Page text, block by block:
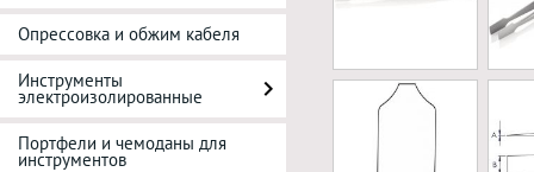
Опрессовка и обжим кабеля
Инструменты
электроизолированные
Портфели и чемоданы для
инструментов